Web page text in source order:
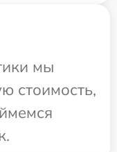
мы
стоимость,